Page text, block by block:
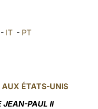
中文
IT- PT
AUX ÉTATS-UNIS
JEAN-PAUL II